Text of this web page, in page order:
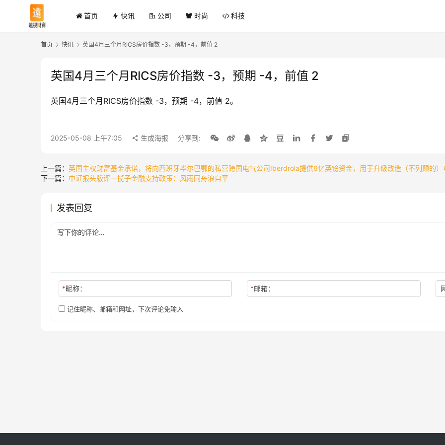
首页 快讯 公司 时尚 科技
首页 快讯 英国4月三个月RICS房价指数 -3，预期 -4，前值 2
英国4月三个月RICS房价指数 -3，预期 -4，前值 2
英国4月三个月RICS房价指数 -3，预期 -4，前值 2。
2025-05-08 上午7:05 生成海报 分享到:
上一篇： 英国主权财富基金承诺，将向西班牙毕尔巴鄂的私营跨国电气公司Iberdrola提供6亿英镑资金，用于升级改造（不列颠的）
下一篇： 中证报头版评一揽子金融支持政策：风雨同舟浪自平
发表回复
*昵称： *邮箱：
记住昵称、邮箱和网址，下次评论免输入